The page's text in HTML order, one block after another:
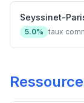
Seyssinet-
5.0% taux